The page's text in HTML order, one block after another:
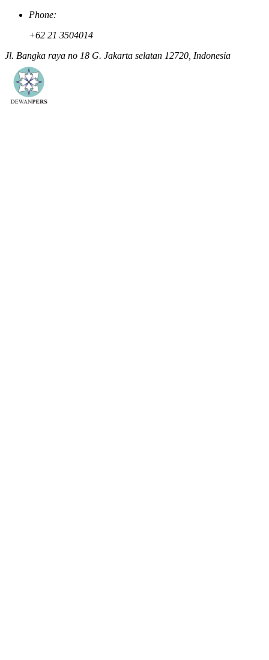
Phone:
+62 21 3504014
Jl. Bangka raya no 18 G. Jakarta selatan 12720, Indonesia